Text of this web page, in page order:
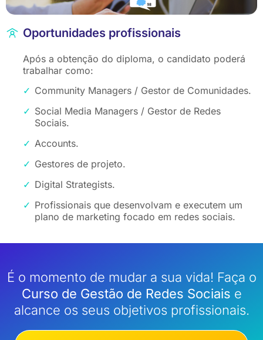
Oportunidades profissionais
Após a obtenção do diploma, o candidato poderá
trabalhar como:
Community Managers / Gestor de Comunidades.
Social Media Managers / Gestor de Redes
Sociais.
Accounts.
Gestores de projeto.
Digital Strategists.
Profissionais que desenvolvam e executem um
plano de marketing focado em redes sociais.
É o momento de mudar a sua vida! Faça o
Curso de Gestão de Redes Sociais e
alcance os seus objetivos profissionais.